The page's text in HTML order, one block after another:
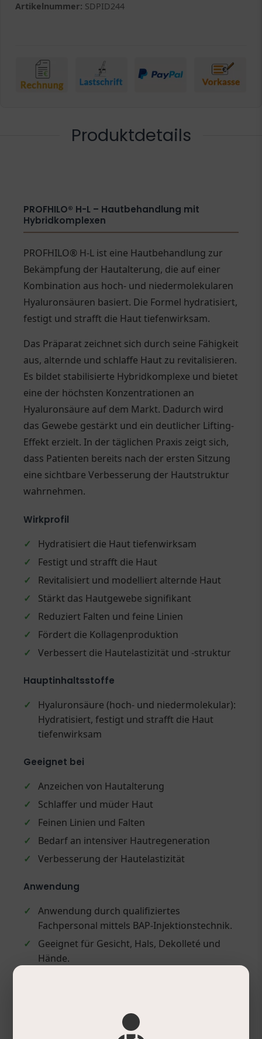
Artikelnummer: SDPID244
Produktdetails
PROFHILO® H-L – Hautbehandlung mit
Hybridkomplexen
PROFHILO® H-L ist eine Hautbehandlung zur
Bekämpfung der Hautalterung, die auf einer
Kombination aus hoch- und niedermolekularen
Hyaluronsäuren basiert. Die Formel hydratisiert,
festigt und strafft die Haut tiefenwirksam.
Das Präparat zeichnet sich durch seine Fähigkeit
aus, alternde und schlaffe Haut zu revitalisieren.
Es bildet stabilisierte Hybridkomplexe und bietet
eine der höchsten Konzentrationen an
Hyaluronsäure auf dem Markt. Dadurch wird
das Gewebe gestärkt und ein deutlicher Lifting-
Effekt erzielt. In der täglichen Praxis zeigt sich,
dass Patienten bereits nach der ersten Sitzung
eine sichtbare Verbesserung der Hautstruktur
wahrnehmen.
Wirkprofil
✓
Hydratisiert die Haut tiefenwirksam
✓
Festigt und strafft die Haut
✓
Revitalisiert und modelliert alternde Haut
✓
Stärkt das Hautgewebe signifikant
✓
Reduziert Falten und feine Linien
✓
Fördert die Kollagenproduktion
✓
Verbessert die Hautelastizität und -struktur
Hauptinhaltsstoffe
✓
Hyaluronsäure (hoch- und niedermolekular):
Hydratisiert, festigt und strafft die Haut
tiefenwirksam
Geeignet bei
✓
Anzeichen von Hautalterung
✓
Schlaffer und müder Haut
✓
Feinen Linien und Falten
✓
Bedarf an intensiver Hautregeneration
✓
Verbesserung der Hautelastizität
Anwendung
✓
Anwendung durch qualifiziertes
Fachpersonal mittels BAP-Injektionstechnik.
✓
Geeignet für Gesicht, Hals, Dekolleté und
Hände.
Abstand von vier Wochen.